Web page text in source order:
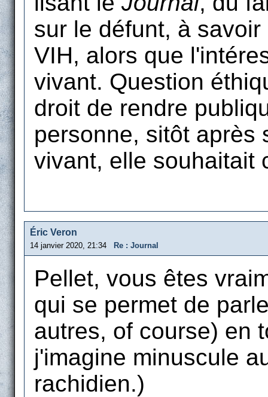
sur le défunt, à
VIH, alors que
vivant. Question
droit de rendre
personne, sitôt après
vivant, elle souhaitait
Éric Veron
14 janvier 2020, 21:34 Re : Journal
Pellet, vous êtes
qui se permet de
autres, of course) en
j'imagine minuscule
rachidien.)